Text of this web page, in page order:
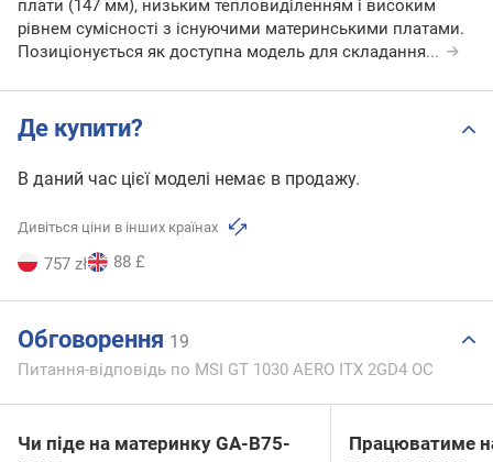
плати (147 мм), низьким тепловиділенням і високим
рівнем сумісності з існуючими материнськими платами.
Позиціонується як доступна модель для складання...
Де купити?
В даний час цієї моделі немає в продажу.
Дивіться ціни в інших країнах
757 zł 88 £
Обговорення 19
Питання-відповідь по MSI GT 1030 AERO ITX 2GD4 OC
Чи піде на материнку GA-B75-
Працюватиме